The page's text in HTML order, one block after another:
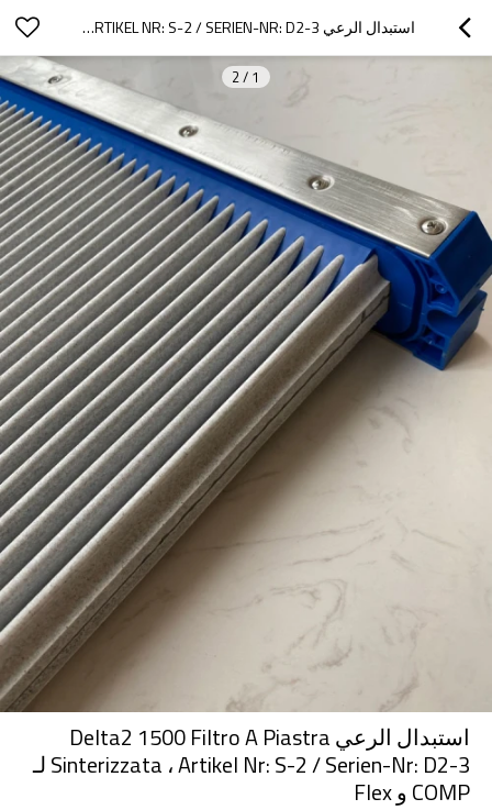
استبدال الرعي DELTA2 1500 FILTRO A PIASTRA SINTERIZZATA ، ARTIKEL NR: S-2 / SERIEN-NR: D2-3 لـ COMP و FLEX
1
/
2
استبدال الرعي Delta2 1500 Filtro A Piastra
Sinterizzata ، Artikel Nr: S-2 / Serien-Nr: D2-3 لـ
COMP و Flex